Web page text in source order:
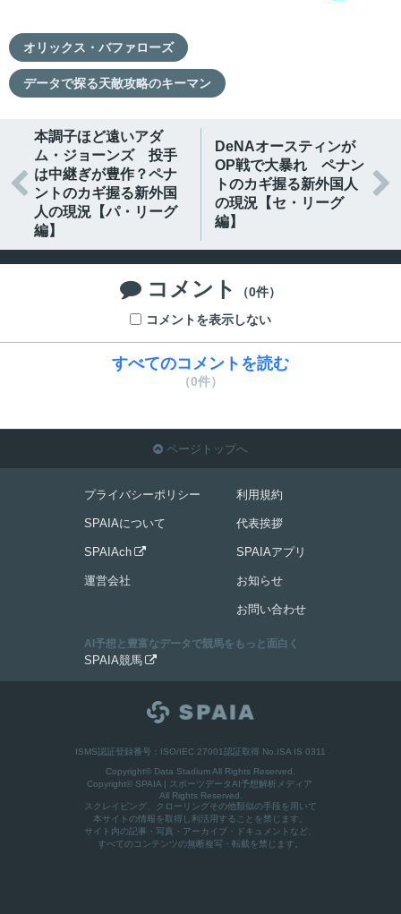
オリックス・バファローズ
データで探る天敵攻略のキーマン

本調子ほど遠いアダ
ム・ジョーンズ 投手
は中継ぎが豊作？ペナ
ントのカギ握る新外国
人の現況【パ・リーグ
編】
DeNAオースティンが
OP戦で大暴れ ペナン
トのカギ握る新外国人
の現況【セ・リーグ
編】

 コメント
（0件）
コメントを表示しない
すべてのコメントを読む
（0件）
 ページトップへ
プライバシーポリシー
SPAIAについて
SPAIAch 
運営会社
利用規約
代表挨拶
SPAIAアプリ
お知らせ
お問い合わせ
AI予想と豊富なデータで競馬をもっと面白く
SPAIA競馬 
ISMS認証登録番号：ISO/IEC 27001認証取得 No.ISA IS 0311
Copyright© Data Stadium All Rights Reserved.
Copyright© SPAIA | スポーツデータAI予想解析メディア
All Rights Reserved.
スクレイピング、クローリングその他類似の手段を用いて
本サイトの情報を取得し利活用することを禁じます。
サイト内の記事・写真・アーカイブ・ドキュメントなど、
すべてのコンテンツの無断複写・転載を禁じます。